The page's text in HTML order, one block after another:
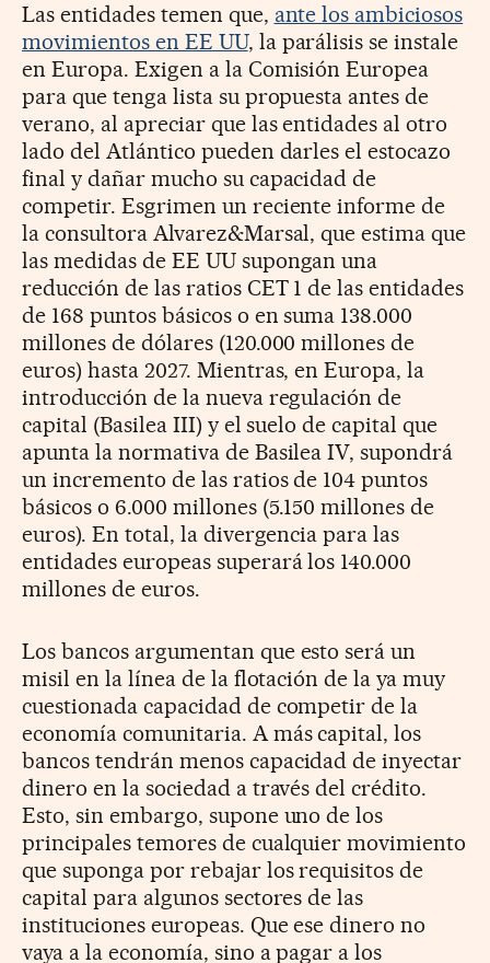
Las entidades temen que, ante los ambiciosos
movimientos en EE UU, la parálisis se instale
en Europa. Exigen a la Comisión Europea
para que tenga lista su propuesta antes de
verano, al apreciar que las entidades al otro
lado del Atlántico pueden darles el estocazo
final y dañar mucho su capacidad de
competir. Esgrimen un reciente informe de
la consultora Alvarez&Marsal, que estima que
las medidas de EE UU supongan una
reducción de las ratios CET 1 de las entidades
de 168 puntos básicos o en suma 138.000
millones de dólares (120.000 millones de
euros) hasta 2027. Mientras, en Europa, la
introducción de la nueva regulación de
capital (Basilea III) y el suelo de capital que
apunta la normativa de Basilea IV, supondrá
un incremento de las ratios de 104 puntos
básicos o 6.000 millones (5.150 millones de
euros). En total, la divergencia para las
entidades europeas superará los 140.000
millones de euros.
Los bancos argumentan que esto será un
misil en la línea de la flotación de la ya muy
cuestionada capacidad de competir de la
economía comunitaria. A más capital, los
bancos tendrán menos capacidad de inyectar
dinero en la sociedad a través del crédito.
Esto, sin embargo, supone uno de los
principales temores de cualquier movimiento
que suponga por rebajar los requisitos de
capital para algunos sectores de las
instituciones europeas. Que ese dinero no
vaya a la economía, sino a pagar a los